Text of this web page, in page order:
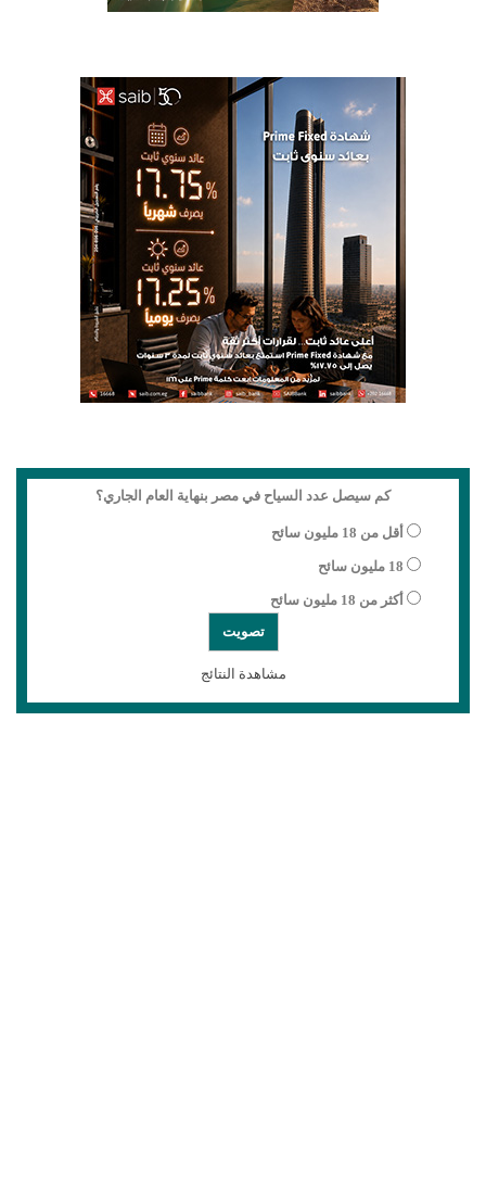
كم سيصل عدد السياح في مصر بنهاية العام الجاري؟
أقل من 18 مليون سائح
18 مليون سائح
أكثر من 18 مليون سائح
مشاهدة النتائج